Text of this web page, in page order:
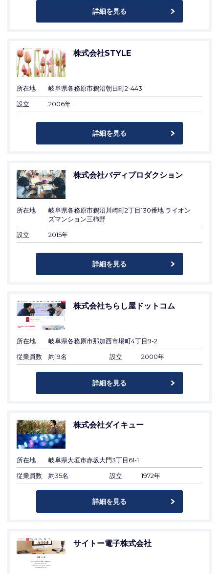
詳細を見る
株式会社STYLE
所在地
岐阜県各務原市鵜沼朝日町2-443
設立
2006年
詳細を見る
株式会社バディプロダクション
所在地
岐阜県各務原市鵜沼川崎町2丁目130番地 ライオン
ズマンション三柿野
設立
2015年
詳細を見る
株式会社ちらし屋ドットコム
所在地
岐阜県各務原市那加西市場町4丁目9-2
従業員数
約19名 設立 2000年
詳細を見る
株式会社ダイキュー
所在地
岐阜県大垣市赤坂大門3丁目61-1
従業員数
約35名 設立 1972年
詳細を見る
サイトー電子株式会社